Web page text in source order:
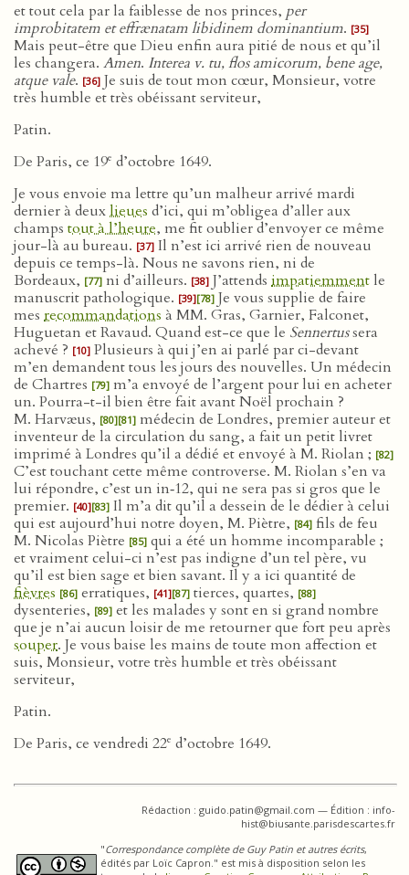
et tout cela par la faiblesse de nos princes, per
improbitatem et effrænatam libidinem dominantium. [35]
Mais peut-être que Dieu enfin aura pitié de nous et qu’il
les changera. Amen. Interea v. tu, flos amicorum, bene age,
atque vale. [36] Je suis de tout mon cœur, Monsieur, votre
très humble et très obéissant serviteur,
Patin.
De Paris, ce 19e d’octobre 1649.
Je vous envoie ma lettre qu’un malheur arrivé mardi
dernier à deuxlieues d’ici, qui m’obligea d’aller aux
champs tout à l’heure, me fit oublier d’envoyer ce même
jour-là au bureau. [37] Il n’est ici arrivé rien de nouveau
depuis ce temps-là. Nous ne savons rien, ni de
Bordeaux, [77] ni d’ailleurs. [38] J’attends impatiemmentle
manuscrit pathologique. [39][78] Je vous supplie de faire
mes recommandations à MM. Gras, Garnier, Falconet,
Huguetan et Ravaud. Quand est-ce que le Sennertussera
achevé ? [10] Plusieurs à qui j’en ai parlé par ci-devant
m’en demandent tous les jours des nouvelles. Un médecin
de Chartres [79] m’a envoyé de l’argent pour lui en acheter
un. Pourra-t-il bien être fait avant Noël prochain ?
M. Harvæus, [80][81] médecin de Londres, premier auteur et
inventeur de la circulation du sang, a fait un petit livret
imprimé à Londres qu’il a dédié et envoyé à M. Riolan ; [82]
C’est touchant cette même controverse. M. Riolan s’en va
lui répondre, c’est un in‑12, qui ne sera pas si gros que le
premier. [40][83] Il m’a dit qu’il a dessein de le dédier à celui
qui est aujourd’hui notre doyen, M. Piètre, [84] fils de feu
M. Nicolas Piètre [85] qui a été un homme incomparable ;
et vraiment celui-ci n’est pas indigne d’un tel père, vu
qu’il est bien sage et bien savant. Il y a ici quantité de
fièvres [86] erratiques, [41][87] tierces, quartes, [88]
dysenteries, [89] et les malades y sont en si grand nombre
que je n’ai aucun loisir de me retourner que fort peu après
souper. Je vous baise les mains de toute mon affection et
suis, Monsieur, votre très humble et très obéissant
serviteur,
Patin.
De Paris, ce vendredi 22e d’octobre 1649.
Rédaction : guido.patin@gmail.com — Édition : info-
hist@biusante.parisdescartes.fr
"Correspondance complète de Guy Patin et autres écrits,
édités par Loïc Capron." est mis à disposition selon les